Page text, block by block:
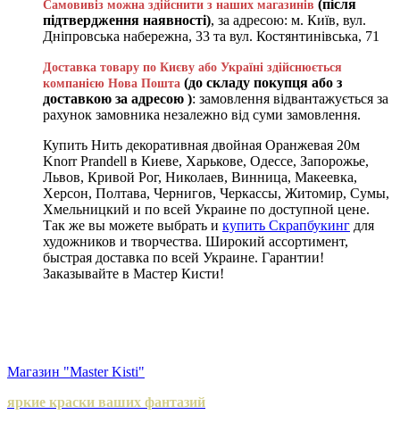
Самовивіз можна здійснити з наших магазинів (після
підтвердження наявності), за адресою: м. Київ, вул.
Дніпровська набережна, 33 та вул. Костянтинівська, 71
Доставка товару по Києву або Україні здійснюється
компанією Нова Пошта (до складу покупця або з
доставкою за адресою ): замовлення відвантажується за
рахунок замовника незалежно від суми замовлення.
Купить Нить декоративная двойная Оранжевая 20м
Knorr Prandell в Киеве, Харькове, Одессе, Запорожье,
Львов, Кривой Рог, Николаев, Винница, Макеевка,
Херсон, Полтава, Чернигов, Черкассы, Житомир, Сумы,
Хмельницкий и по всей Украине по доступной цене.
Так же вы можете выбрать и купить Скрапбукинг для
художников и творчества. Широкий ассортимент,
быстрая доставка по всей Украине. Гарантии!
Заказывайте в Мастер Кисти!
Магазин "Master Kisti"
яркие краски ваших фантазий